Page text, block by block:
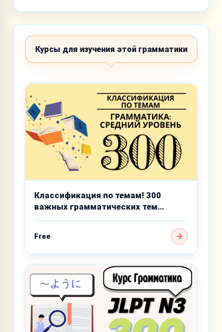
Курсы для изучения этой грамматики
Классификация по темам! 300
важных грамматических тем
Free